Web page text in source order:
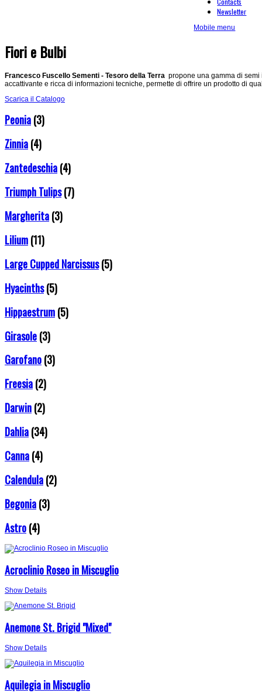
Newsletter
Mobile menu
Fiori e Bulbi
Francesco Fuscello Sementi - Tesoro della Terra propone una gamma di
accattivante e ricca di informazioni tecniche, permette di offrire un prodotto di
Scarica il Catalogo
Peonia(3)
Zinnia(4)
Zantedeschia(4)
Triumph Tulips(7)
Margherita(3)
Lilium(11)
Large Cupped Narcissus(5)
Hyacinths(5)
Hippaestrum(5)
Girasole(3)
Garofano(3)
Freesia(2)
Darwin(2)
Dahlia(34)
Canna(4)
Calendula(2)
Begonia(3)
Astro(4)
Acroclinio Roseo in Miscuglio
Show Details
Anemone St. Brigid "Mixed"
Show Details
Aquilegia in Miscuglio